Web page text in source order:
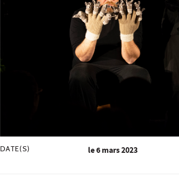
DATE(S) le6 mars 2023